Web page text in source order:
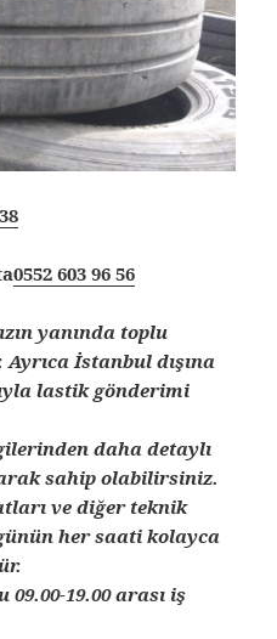
0552 603 96 56
yanında toplu
Ayrıca İstanbul dışına
lastik gönderimi
daha detaylı
sahip olabilirsiniz.
ve diğer teknik
her saati kolayca
19.00 arası iş